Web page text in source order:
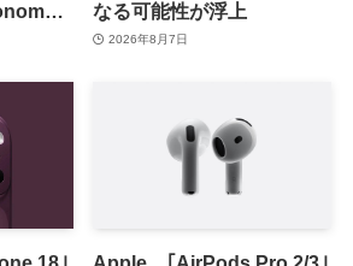
画面共
なる可能性が浮上
2026年8月7日